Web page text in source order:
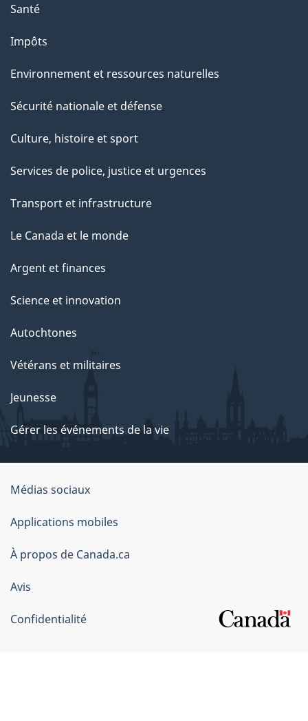
Santé
Impôts
Environnement et ressources naturelles
Sécurité nationale et défense
Culture, histoire et sport
Services de police, justice et urgences
Transport et infrastructure
Le Canada et le monde
Argent et finances
Science et innovation
Autochtones
Vétérans et militaires
Jeunesse
Gérer les événements de la vie
Organisation
du
gouvernement
du
Canada
Médias sociaux
Applications mobiles
À propos de Canada.ca
Avis
Confidentialité